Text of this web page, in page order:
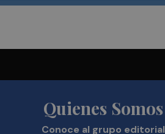
Quienes Somos
Conoce al grupo editorial